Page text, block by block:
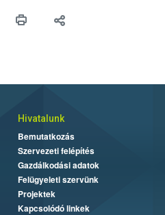
Hivatalunk
Bemutatkozás
Szervezeti felépítés
Gazdálkodási adatok
Felügyeleti szervünk
Projektek
Kapcsolódó linkek